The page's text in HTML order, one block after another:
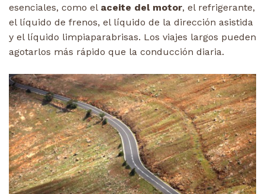
esenciales, como el aceite del motor, el refrigerante,
el líquido de frenos, el líquido de la dirección asistida
y el líquido limpiaparabrisas. Los viajes largos pueden
agotarlos más rápido que la conducción diaria.